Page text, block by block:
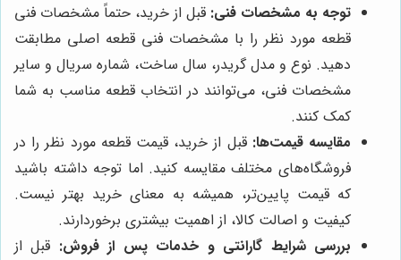
توجه به مشخصات فنی: قبل از خرید، حتماً مشخصات فنی
قطعه مورد نظر را با مشخصات فنی قطعه اصلی مطابقت
دهید. نوع و مدل گریدر، سال ساخت، شماره سریال و سایر
مشخصات فنی، می‌توانند در انتخاب قطعه مناسب به شما
کمک کنند.
مقایسه قیمت‌ها: قبل از خرید، قیمت قطعه مورد نظر را در
فروشگاه‌های مختلف مقایسه کنید. اما توجه داشته باشید
که قیمت پایین‌تر، همیشه به معنای خرید بهتر نیست.
کیفیت و اصالت کالا، از اهمیت بیشتری برخوردارند.
بررسی شرایط گارانتی و خدمات پس از فروش: قبل از